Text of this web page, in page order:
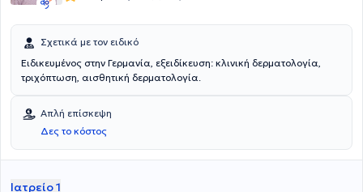
Σχετικά με τον ειδικό
Ειδικευμένος στην Γερμανία, εξειδίκευση: κλινική δερματολογία,
τριχόπτωση, αισθητική δερματολογία.
Απλή επίσκεψη
Δες το κόστος
Ιατρείο 1